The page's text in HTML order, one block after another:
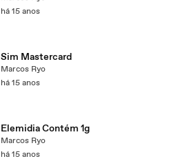
há 15 anos
Sim Mastercard
Marcos Ryo
há 15 anos
Elemidia Contém 1g
Marcos Ryo
há 15 anos